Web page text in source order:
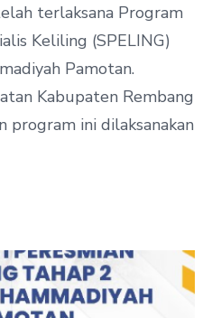
terlaksana Program
Keliling (SPELING)
Pamotan.
Kabupaten Rembang
program ini dilaksanakan